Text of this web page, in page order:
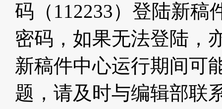
码（112233）登陆新稿
密码，如果无法登陆，
新稿件中心运行期间可
题，请及时与编辑部联